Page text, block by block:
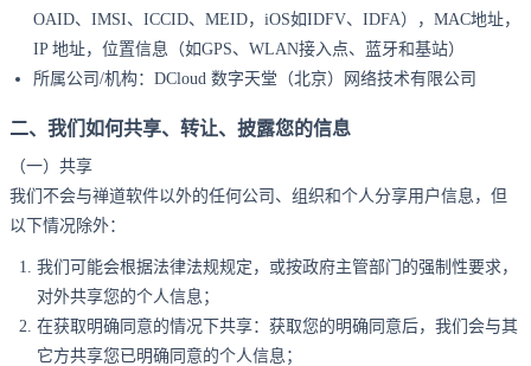
OAID、IMSI、ICCID、MEID，iOS如IDFV、IDFA），MAC地址，
IP 地址，位置信息（如GPS、WLAN接入点、蓝牙和基站）
所属公司/机构：DCloud 数字天堂（北京）网络技术有限公司
二、我们如何共享、转让、披露您的信息
（一）共享
我们不会与禅道软件以外的任何公司、组织和个人分享用户信息，但
以下情况除外：
我们可能会根据法律法规规定，或按政府主管部门的强制性要求，
对外共享您的个人信息；
在获取明确同意的情况下共享：获取您的明确同意后，我们会与其
它方共享您已明确同意的个人信息；